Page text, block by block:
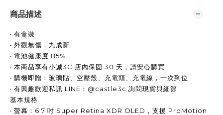
商品描述
‧ 有盒裝
‧ 外觀無傷，九成新
‧ 電池健康度 85%
‧ 本商品享有小誠3C 店內保固 30 天，請安心購買
‧ 購機即贈：玻璃貼、空壓殼、充電頭、充電線，一次到位
‧ 有興趣歡迎私訊 LINE：@castle3c 詢問現貨與細節
基本規格
‧ 螢幕：6.7 吋 Super Retina XDR OLED，支援 ProMotion